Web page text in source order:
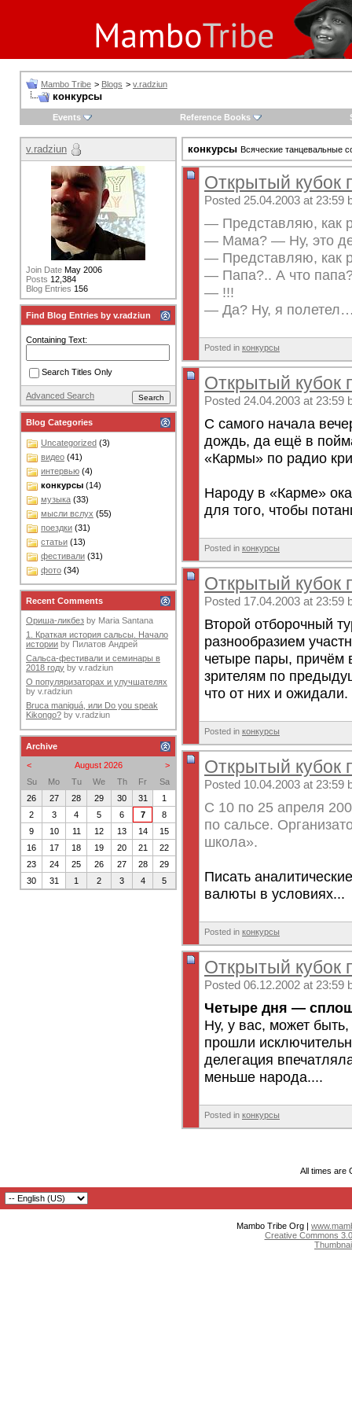
Mambo Tribe > Blogs > v.radziun
конкурсы
Events Reference Books
конкурсы Всяческие танцевальные
Открытый кубок
Posted 25.04.2003 at 23:59
— Представляю, как
— Мама? — Ну, это
— Представляю, как
— Папа?.. А что
— !!!
— Да? Ну, я
Posted in конкурсы
Открытый кубок
Posted 24.04.2003 at 23:59
С самого начала
дождь, да ещё в
«Кармы» по радио
Народу в «Карме»
для того, чтобы
Posted in конкурсы
Открытый кубок
Posted 17.04.2003 at 23:59
Второй отборочный
разнообразием
четыре пары, причём
зрителям по
что от них и
Posted in конкурсы
Открытый кубок
Posted 10.04.2003 at 23:59
С 10 по 25 апреля
по сальсе.
школа».
Писать
валюты в условиях...
Posted in конкурсы
Открытый кубок
Posted 06.12.2002 at 23:59
Четыре дня —
Ну, у вас, может
прошли
делегация
меньше народа....
Posted in конкурсы
v.radziun
Join Date May 2006
Posts 12,384
Blog Entries 156
Find Blog Entries by v.radziun
Containing Text:
Search Titles Only
Advanced Search
Blog Categories
Uncategorized (3)
видео (41)
интервью (4)
конкурсы (14)
музыка (33)
мысли вслух (55)
поездки (31)
статьи (13)
фестивали (31)
фото (34)
Recent Comments
Ориша-ликбез by Maria Santana
1. Краткая история сальсы. Начало
истории by Пилатов Андрей
Сальса-фестивали и семинары в
2018 году by v.radziun
О популяризаторах и улучшателях
by v.radziun
Bruca maniguá, или Do you speak
Kikongo? by v.radziun
Archive
<
>
August 2026
Su
Mo Tu We Th Fr
Sa
26
27 28 29 30 31
1
2
3 4 5 6 7
8
9
10 11 12 13 14
15
16
17 18 19 20 21
22
23
24 25 26 27 28
29
30
31 1 2 3 4 5
All times are
Mambo Tribe Org |
Creative Commons